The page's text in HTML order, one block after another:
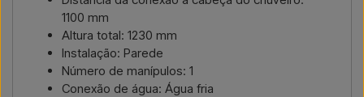
1100 mm
Altura total: 1230 mm
Instalação: Parede
Número de manípulos: 1
Conexão de água: Água fria